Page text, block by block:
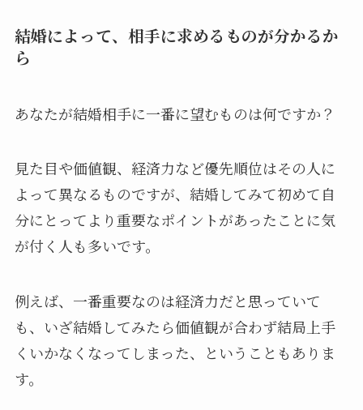
結婚によって、相手に求めるものが分かるか
ら
あなたが結婚相手に一番に望むものは何ですか？
見た目や価値観、経済力など優先順位はその人に
よって異なるものですが、結婚してみて初めて自
分にとってより重要なポイントがあったことに気
が付く人も多いです。
例えば、一番重要なのは経済力だと思っていて
も、いざ結婚してみたら価値観が合わず結局上手
くいかなくなってしまった、ということもありま
す。